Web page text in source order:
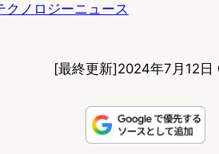
クノロジーニュース
[最終更新]2024年7月12日